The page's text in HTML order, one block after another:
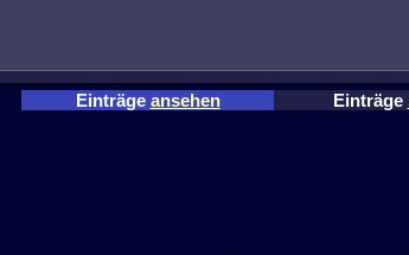
Einträge ansehen Einträge